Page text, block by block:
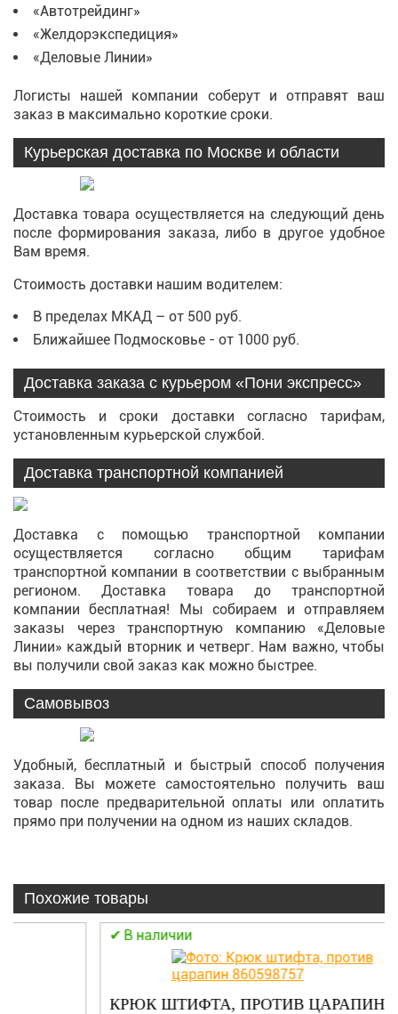
«Автотрейдинг»
«Желдорэкспедиция»
«Деловые Линии»
Логисты нашей компании соберут и отправят ваш
заказ в максимально короткие сроки.
Курьерская доставка по Москве и области
Доставка товара осуществляется на следующий день
после формирования заказа, либо в другое удобное
Вам время.
Стоимость доставки нашим водителем:
В пределах МКАД – от 500 руб.
Ближайшее Подмосковье - от 1000 руб.
Доставка заказа с курьером «Пони экспресс»
Стоимость и сроки доставки согласно тарифам,
установленным курьерской службой.
Доставка транспортной компанией
Доставка с помощью транспортной компании
осуществляется согласно общим тарифам
транспортной компании в соответствии с выбранным
регионом. Доставка товара до транспортной
компании бесплатная! Мы собираем и отправляем
заказы через транспортную компанию «Деловые
Линии» каждый вторник и четверг. Нам важно, чтобы
вы получили свой заказ как можно быстрее.
Самовывоз
Удобный, бесплатный и быстрый способ получения
заказа. Вы можете самостоятельно получить ваш
товар после предварительной оплаты или оплатить
прямо при получении на одном из наших складов.
Похожие товары
КРЮК ШТИФТА, ПРОТИВ ЦАРАПИН